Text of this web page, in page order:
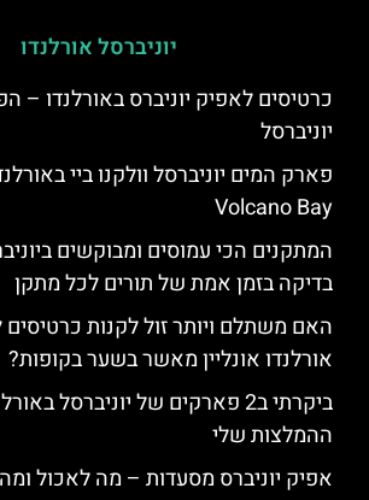
יוניברסל אורלנדו
כרטיסים לאפיק יוניברס באורלנדו
יוניברסל
Volcano Bay
המתקנים הכי עמוסים ומבוקשים
בדיקה בזמן אמת של תורים לכל מתקן
האם משתלם ויותר זול לקנות כרטיסים
אורלנדו אונליין מאשר בשער בקופות?
ביקרתי ב2 פארקים של יוניברסל
ההמלצות שלי
אפיק יוניברס מסעדות – מה לאכול